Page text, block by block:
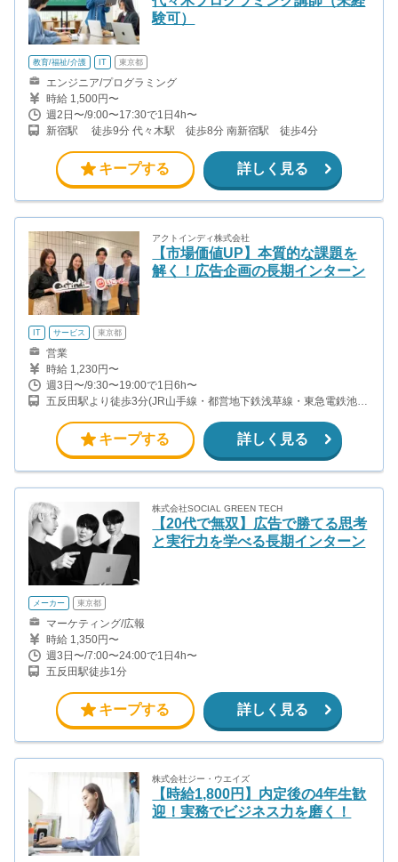
験可）
教育/福祉/介護 IT 東京都
エンジニア/プログラミング
時給 1,500円〜
週2日〜/9:00〜17:30で1日4h〜
新宿駅 徒歩9分 代々木駅 徒歩8分 南新宿駅 徒歩4分
キープする 詳しく見る
アクトインディ株式会社
【市場価値UP】本質的な課題を
解く！広告企画の長期インターン
IT サービス 東京都
営業
時給 1,230円〜
週3日〜/9:30〜19:00で1日6h〜
五反田駅より徒歩3分(JR山手線・都営地下鉄浅草線・東急電鉄池上
キープする 詳しく見る
株式会社SOCIAL GREEN TECH
【20代で無双】広告で勝てる思考
と実行力を学べる長期インターン
メーカー 東京都
マーケティング/広報
時給 1,350円〜
週3日〜/7:00〜24:00で1日4h〜
五反田駅徒歩1分
キープする 詳しく見る
株式会社ジー・ウエイズ
【時給1,800円】内定後の4年生歓
迎！実務でビジネス力を磨く！